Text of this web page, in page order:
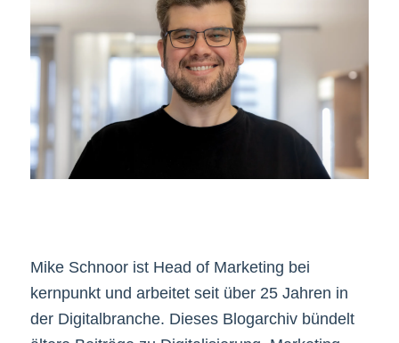
Mike Schnoor ist Head of Marketing bei
kernpunkt und arbeitet seit über 25 Jahren in
der Digitalbranche. Dieses Blogarchiv bündelt